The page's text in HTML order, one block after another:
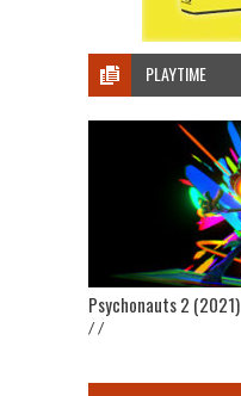
PLAYTIME
Psychonauts 2 (2021)
/ /